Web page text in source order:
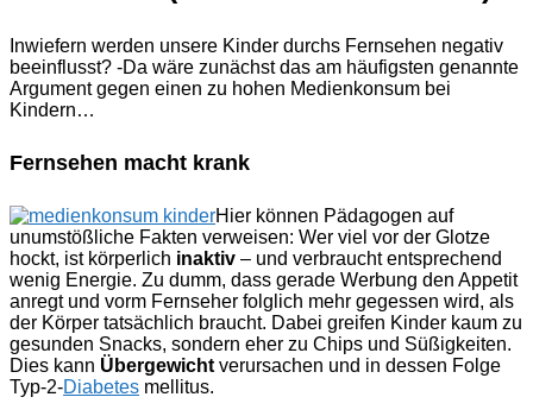
Inwiefern werden unsere Kinder durchs Fernsehen negativ
beeinflusst? -Da wäre zunächst das am häufigsten genannte
Argument gegen einen zu hohen Medienkonsum bei
Kindern…
Fernsehen macht krank
Hier können Pädagogen auf
unumstößliche Fakten verweisen: Wer viel vor der Glotze
hockt, ist körperlich inaktiv – und verbraucht entsprechend
wenig Energie. Zu dumm, dass gerade Werbung den Appetit
anregt und vorm Fernseher folglich mehr gegessen wird, als
der Körper tatsächlich braucht. Dabei greifen Kinder kaum zu
gesunden Snacks, sondern eher zu Chips und Süßigkeiten.
Dies kann Übergewicht verursachen und in dessen Folge
Typ-2-Diabetes mellitus.